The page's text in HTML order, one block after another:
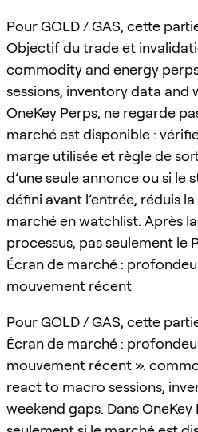
Pour GOLD / GAS, cette
Objectif du trade et
commodity and energy
sessions, inventory data and
OneKey Perps, ne regarde
marché est disponible :
marge utilisée et règle de
d’une seule annonce ou si le
défini avant l’entrée, réduis
marché en watchlist. Après
processus, pas seulement le
Écran de marché :
mouvement récent
Pour GOLD / GAS, cette
Écran de marché :
mouvement récent ».
react to macro sessions,
weekend gaps. Dans